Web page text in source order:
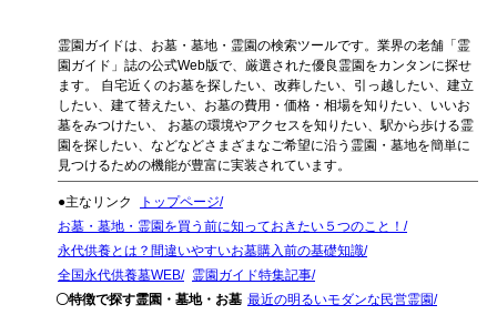
霊園ガイドは、お墓・墓地・霊園の検索ツールです。業界の老舗「霊
園ガイド」誌の公式Web版で、厳選された優良霊園をカンタンに探せ
ます。 自宅近くのお墓を探したい、改葬したい、引っ越したい、建立
したい、建て替えたい、お墓の費用・価格・相場を知りたい、いいお
墓をみつけたい、 お墓の環境やアクセスを知りたい、駅から歩ける霊
園を探したい、などなどさまざまなご希望に沿う霊園・墓地を簡単に
見つけるための機能が豊富に実装されています。
●主なリンク
トップページ
お墓・墓地・霊園を買う前に知っておきたい５つのこと！
永代供養とは？間違いやすいお墓購入前の基礎知識
全国永代供養墓WEB
霊園ガイド特集記事
〇特徴で探す霊園・墓地・お墓 最近の明るいモダンな民営霊園